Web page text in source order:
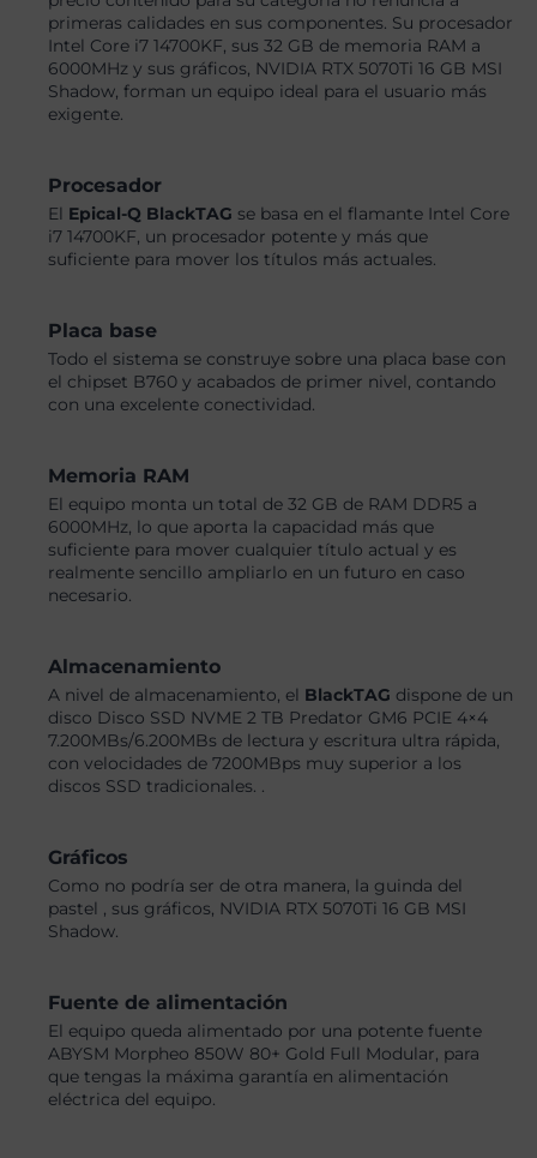
primeras calidades en sus componentes. Su procesador
Intel Core i7 14700KF, sus 32 GB de memoria RAM a
6000MHz y sus gráficos, NVIDIA RTX 5070Ti 16 GB MSI
Shadow, forman un equipo ideal para el usuario más
exigente.
Procesador
El Epical-Q BlackTAG se basa en el flamante Intel Core
i7 14700KF, un procesador potente y más que
suficiente para mover los títulos más actuales.
Placa base
Todo el sistema se construye sobre una placa base con
el chipset B760 y acabados de primer nivel, contando
con una excelente conectividad.
Memoria RAM
El equipo monta un total de 32 GB de RAM DDR5 a
6000MHz, lo que aporta la capacidad más que
suficiente para mover cualquier título actual y es
realmente sencillo ampliarlo en un futuro en caso
necesario.
Almacenamiento
A nivel de almacenamiento, el BlackTAG dispone de un
disco Disco SSD NVME 2 TB Predator GM6 PCIE 4×4
7.200MBs/6.200MBs de lectura y escritura ultra rápida,
con velocidades de 7200MBps muy superior a los
discos SSD tradicionales. .
Gráficos
Como no podría ser de otra manera, la guinda del
pastel , sus gráficos, NVIDIA RTX 5070Ti 16 GB MSI
Shadow.
Fuente de alimentación
El equipo queda alimentado por una potente fuente
ABYSM Morpheo 850W 80+ Gold Full Modular, para
que tengas la máxima garantía en alimentación
eléctrica del equipo.